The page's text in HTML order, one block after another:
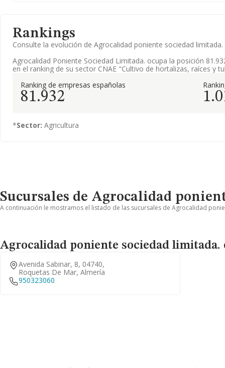
Rankings
Consulte la evolución de Agrocalidad poniente sociedad
Agrocalidad Poniente Sociedad Limitada. ocupa la posición
en el ranking de su sector CNAE "Cultivo de hortalizas, raíces y
Ranking de empresas españolas
81.932
*Sector: Agricultura
Sucursales de Agrocalidad
A continuación le mostramos el listado de las sucursales de Agrocalidad
Agrocalidad poniente sociedad limitada.
Avenida Sabinar, 8, 04740,
Roquetas De Mar, Almería
950323060